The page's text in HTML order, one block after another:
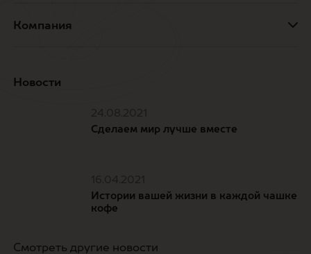
Компания
Новости
Сделаем мир лучше вместе
Истории вашей жизни в каждой чашке
кофе
Смотреть другие новости